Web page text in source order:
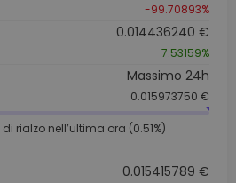
-99.70893%
0.014436240 €
7.53159%
Massimo 24h
0.015973750 €
di rialzo nell’ultima ora (0.51%)
0.015415789 €